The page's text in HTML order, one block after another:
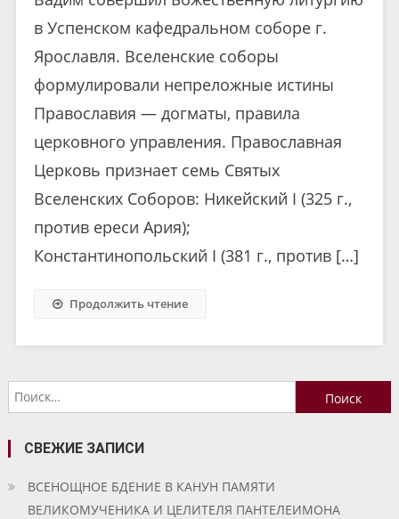
в Успенском кафедральном соборе г.
Ярославля. Вселенские соборы
формулировали непреложные истины
Православия — догматы, правила
церковного управления. Православная
Церковь признает семь Святых
Вселенских Соборов: Никейский I (325 г.,
против ереси Ария);
Константинопольский I (381 г., против […]
Продолжить чтение
Найти:
СВЕЖИЕ ЗАПИСИ
ВСЕНОЩНОЕ БДЕНИЕ В КАНУН ПАМЯТИ
ВЕЛИКОМУЧЕНИКА И ЦЕЛИТЕЛЯ ПАНТЕЛЕИМОНА